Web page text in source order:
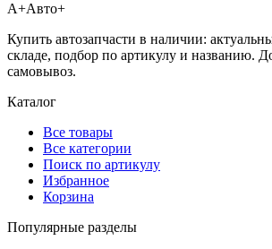
А+Авто+
Купить автозапчасти в наличии:
складе, подбор по артикулу и названию.
самовывоз.
Каталог
Все товары
Все категории
Поиск по артикулу
Избранное
Корзина
Популярные разделы